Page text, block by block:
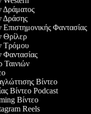
Δράματος
Δράσης
Επιστημονικής Φαντασίας
Θρίλερ
Τρόμου
Φαντασίας
Ταινιών
Βίντεο
Βίντεο Podcast
Βίντεο
Reels